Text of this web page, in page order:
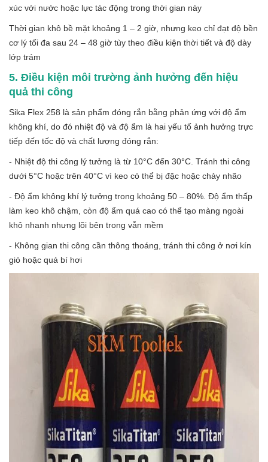
xúc với nước hoặc lực tác động trong thời gian này
Thời gian khô bề mặt khoảng 1 – 2 giờ, nhưng keo chỉ đạt độ bền
cơ lý tối đa sau 24 – 48 giờ tùy theo điều kiện thời tiết và độ dày
lớp trám
5. Điều kiện môi trường ảnh hưởng đến hiệu
quả thi công
Sika Flex 258 là sản phẩm đóng rắn bằng phản ứng với độ ẩm
không khí, do đó nhiệt độ và độ ẩm là hai yếu tố ảnh hưởng trực
tiếp đến tốc độ và chất lượng đóng rắn:
- Nhiệt độ thi công lý tưởng là từ 10°C đến 30°C. Tránh thi công
dưới 5°C hoặc trên 40°C vì keo có thể bị đặc hoặc chảy nhão
- Độ ẩm không khí lý tưởng trong khoảng 50 – 80%. Độ ẩm thấp
làm keo khô chậm, còn độ ẩm quá cao có thể tạo màng ngoài
khô nhanh nhưng lõi bên trong vẫn mềm
- Không gian thi công cần thông thoáng, tránh thi công ở nơi kín
gió hoặc quá bí hơi